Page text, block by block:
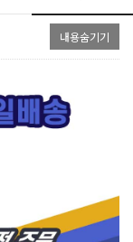
내용숨기기